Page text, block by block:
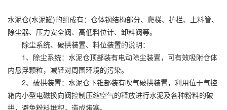
水泥仓(水泥罐)的组成有：仓体钢结构部分、爬梯、护栏、上料管、
除尘器、压力安全阀、高低料位计、卸料阀等。
除尘系统、破拱装置、料位装置的说明：
1、除尘系统：水泥仓顶部装有电动除尘装置，可有效吸附仓体
内悬浮颗粒，减轻对周围环境的污染。
2、破拱装置：水泥仓下锥部装有吹气破拱装置，利用位于气控
箱内小型电磁换向阀控制压缩空气的释放进行水泥及各种粉料的破
拱，避免粉料堆积，造成堵塞。